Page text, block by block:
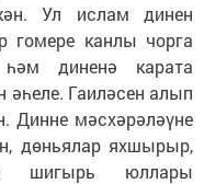
Ул ислам динен
гомере канлы чорга
диненә карата
әһеле. Гаиләсен алып
Динне мәсхәрәләүне
дөньялар яхшырыр,
шигырь юллары